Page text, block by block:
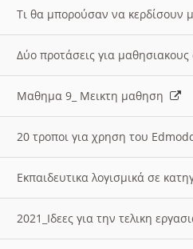
Τι θα μπορούσαν να κερδίσουν
Δύο προτάσεις για
Μαθημα 9_ Μεικτη μαθηση
20 τροποι για χρηση του
Εκπαιδευτικα λογισμικά σε
2021_Ιδεες για την τελικη